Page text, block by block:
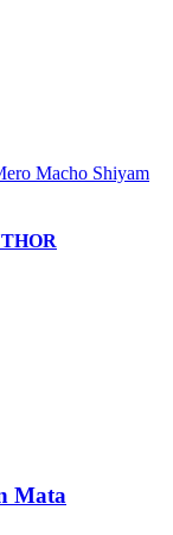
Macho Shiyam
Mata